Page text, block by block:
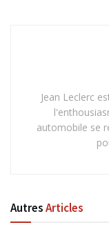
Jean Leclerc
automobile se
AutresArticles